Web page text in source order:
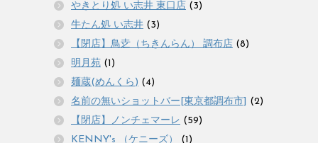
やきとり処 い志井 東口店 (3)
牛たん処 い志井 (3)
【閉店】鳥赱（ちきんらん） 調布店 (8)
明月苑 (1)
麺蔵(めんくら) (4)
名前の無いショットバー[東京都調布市]
(2)
【閉店】ノンチェマーレ (59)
KENNY's （ケニーズ）
(1)